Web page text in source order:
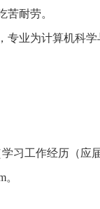
苦耐劳。
专业为计算机科
习工作经历（应
。